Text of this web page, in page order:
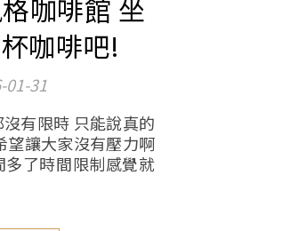
咖啡館 坐
咖啡吧!
01-31
有限時 只能說真的
望讓大家沒有壓力啊
了時間限制感覺就